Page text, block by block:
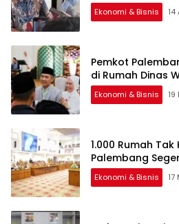
Ekonomi & Bisnis
Pemkot
di Rumah Dinas
Ekonomi & Bisnis
1.000 Rumah
Palembang
Ekonomi & Bisnis